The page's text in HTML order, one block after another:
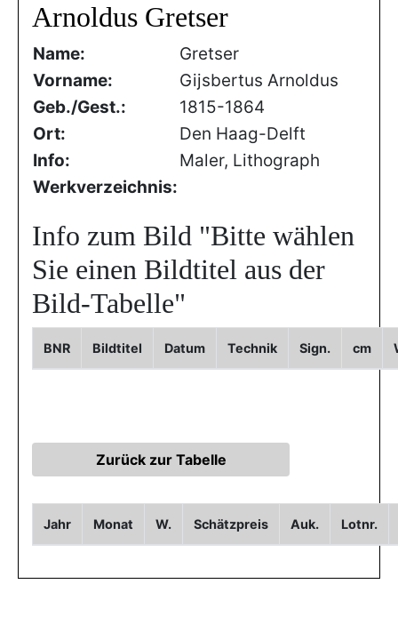
Arnoldus Gretser
Name:
Gretser
Vorname:
Gijsbertus Arnoldus
Geb./Gest.:
1815-1864
Ort:
Den Haag-Delft
Info:
Maler, Lithograph
Werkverzeichnis:
Info zum Bild "Bitte wählen
Sie einen Bildtitel aus der
Bild-Tabelle"
BNR Bildtitel Datum Technik Sign. cm
Jahr Monat W. Schätzpreis Auk. Lotnr.